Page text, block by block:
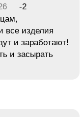
-2
все изделия
и заработают!
и засырать